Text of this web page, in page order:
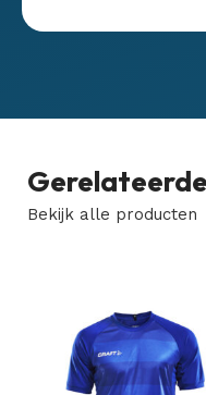
Bekijk alle producten